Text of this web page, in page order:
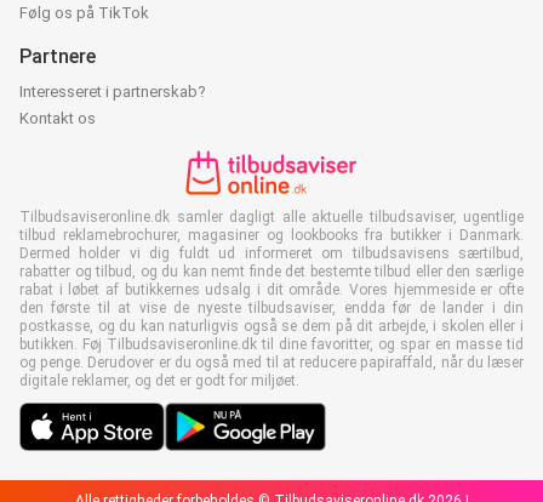
Følg os på TikTok
Partnere
Interesseret i partnerskab?
Kontakt os
Tilbudsaviseronline.dk samler dagligt alle aktuelle tilbudsaviser, ugentlige
tilbud reklamebrochurer, magasiner og lookbooks fra butikker i Danmark.
Dermed holder vi dig fuldt ud informeret om tilbudsavisens særtilbud,
rabatter og tilbud, og du kan nemt finde det bestemte tilbud eller den særlige
rabat i løbet af butikkernes udsalg i dit område. Vores hjemmeside er ofte
den første til at vise de nyeste tilbudsaviser, endda før de lander i din
postkasse, og du kan naturligvis også se dem på dit arbejde, i skolen eller i
butikken. Føj Tilbudsaviseronline.dk til dine favoritter, og spar en masse tid
og penge. Derudover er du også med til at reducere papiraffald, når du læser
digitale reklamer, og det er godt for miljøet.